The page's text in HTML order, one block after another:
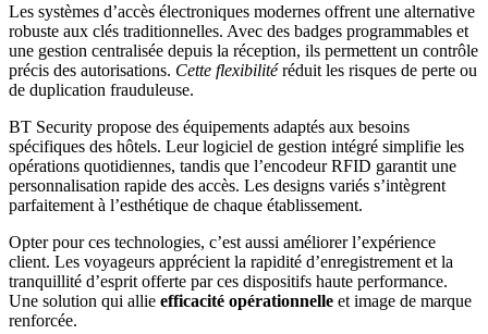
Les systèmes d’accès électroniques modernes offrent une alternative
robuste aux clés traditionnelles. Avec des badges programmables et
une gestion centralisée depuis la réception, ils permettent un contrôle
précis des autorisations. Cette flexibilitéréduit les risques de perte ou
de duplication frauduleuse.
BT Security propose des équipements adaptés aux besoins
spécifiques des hôtels. Leur logiciel de gestion intégré simplifie les
opérations quotidiennes, tandis que l’encodeur RFID garantit une
personnalisation rapide des accès. Les designs variés s’intègrent
parfaitement à l’esthétique de chaque établissement.
Opter pour ces technologies, c’est aussi améliorer l’expérience
client. Les voyageurs apprécient la rapidité d’enregistrement et la
tranquillité d’esprit offerte par ces dispositifs haute performance.
Une solution qui allie efficacité opérationnelle et image de marque
renforcée.